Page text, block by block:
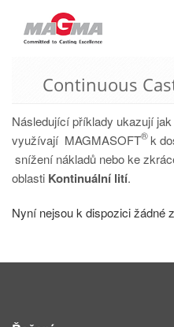
MAGMA Europe, Germany
EN
CS
EN
Continuous
Následující příklady ukazují
využívají MAGMASOFT
®k
snížení nákladů nebo ke
oblasti Kontinuální lití.
Nyní nejsou k dispozici žádné